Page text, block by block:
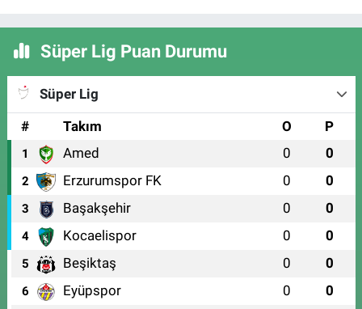
Süper Lig Puan Durumu
Süper Lig
#
Takım O P
1 Amed 0 0
2 Erzurumspor FK 0 0
3 Başakşehir 0 0
4 Kocaelispor 0 0
5 Beşiktaş 0 0
6 Eyüpspor 0 0